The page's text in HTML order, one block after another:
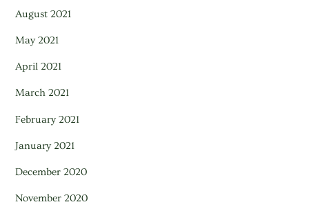
August 2021
May 2021
April 2021
March 2021
February 2021
January 2021
December 2020
November 2020